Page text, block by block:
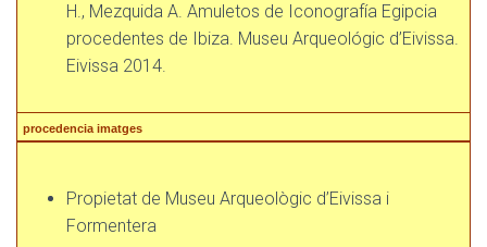
H., Mezquida A. Amuletos de Iconografía Egipcia
procedentes de Ibiza. Museu Arqueológic d’Eivissa.
Eivissa 2014.
procedencia imatges
Propietat de Museu Arqueològic d’Eivissa i
Formentera